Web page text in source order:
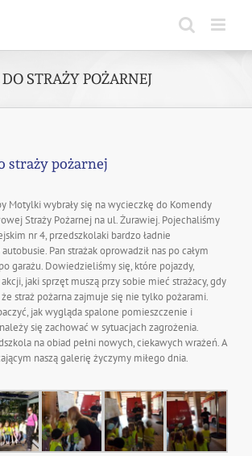
STRAŻY POŻARNEJ
straży pożarnej
Motylki wybrały się na wycieczkę do Komendy
Straży Pożarnej na ul. Żurawiej. Pojechaliśmy
nr 4, przedszkolaki bardzo ładnie
Pan strażak oprowadził nas po całym
garażu. Dowiedzieliśmy się, które pojazdy,
jaki sprzęt muszą przy sobie mieć strażacy, gdy
straż pożarna zajmuje się nie tylko pożarami.
jak wygląda spalone pomieszczenie i
się zachować w sytuacjach zagrożenia.
na obiad pełni nowych, ciekawych wrażeń. A
naszą galerię życzymy miłego dnia.